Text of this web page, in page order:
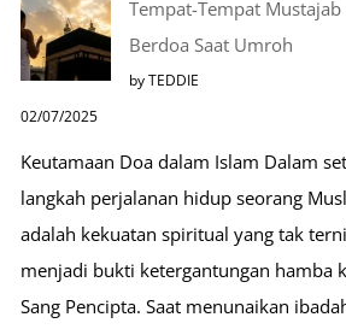
Tempat-Tempat
Berdoa Saat Umroh
by TEDDIE
02/07/2025
Keutamaan Doa dalam Islam Dalam
langkah perjalanan hidup seorang
adalah kekuatan spiritual yang tak
menjadi bukti ketergantungan hamba
Sang Pencipta. Saat menunaikan